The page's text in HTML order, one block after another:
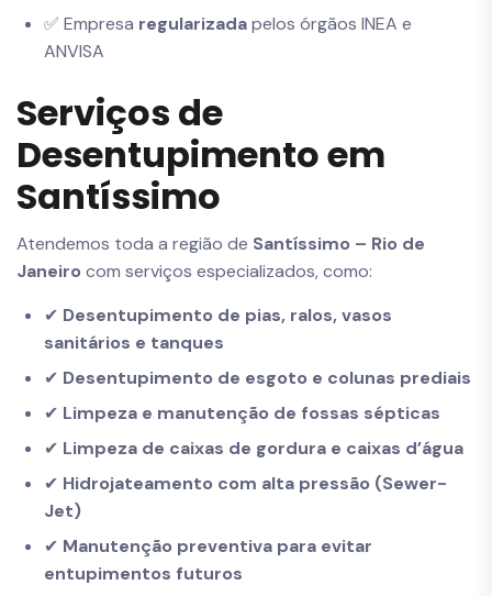
✅ Empresa regularizadapelos órgãos INEA e
ANVISA
Serviços de
Desentupimento em
Santíssimo
Atendemos toda a região de Santíssimo – Rio de
Janeiro com serviços especializados, como:
✔ Desentupimento de pias, ralos, vasos
sanitários e tanques
✔ Desentupimento de esgoto e colunas prediais
✔ Limpeza e manutenção de fossas sépticas
✔ Limpeza de caixas de gordura e caixas d’água
✔ Hidrojateamento com alta pressão (Sewer-
Jet)
✔ Manutenção preventiva para evitar
entupimentos futuros